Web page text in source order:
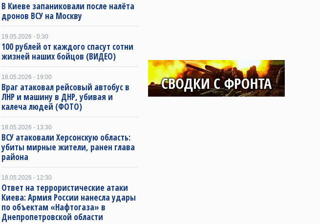
В Киеве запаниковали после налёта
дронов ВСУ на Москву
19.05.2026 - 0:30
100 рублей от каждого спасут сотни
жизней наших бойцов (ВИДЕО)
18.05.2026 - 19:00
Враг атаковал рейсовый автобус в
ЛНР и машину в ДНР, убивая и
калеча людей (ФОТО)
18.05.2026 - 13:30
ВСУ атаковали Херсонскую область:
убиты мирные жители, ранен глава
района
18.05.2026 - 12:30
Ответ на террористические атаки
Киева: Армия России нанесла удары
по объектам «Нафтогаза» в
Днепропетровской области